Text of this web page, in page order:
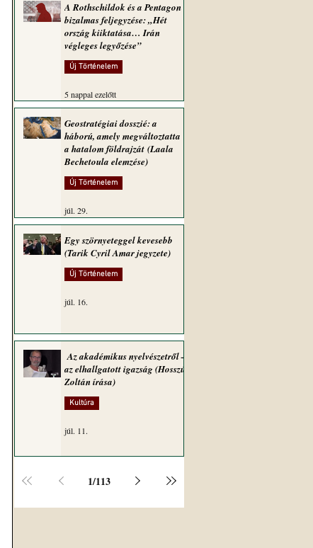
A Rothschildok és a Pentagon
bizalmas feljegyzése: „Hét
ország kiiktatása… Irán
végleges legyőzése”
Új Történelem
5 nappal ezelőtt
Geostratégiai dosszié: a
háború, amely megváltoztatta
a hatalom földrajzát (Laala
Bechetoula elemzése)
Új Történelem
júl. 29.
Egy szörnyeteggel kevesebb
(Tarik Cyril Amar jegyzete)
Új Történelem
júl. 16.
Az akadémikus nyelvészetről –
az elhallgatott igazság (Hosszú
Zoltán írása)
Kultúra
júl. 11.
1/113